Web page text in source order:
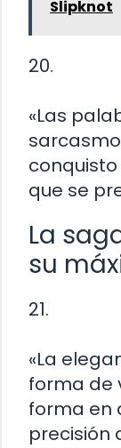
Slipknot
20.
«Las
que se
La
su
21.
«La
forma de
forma en
precisión